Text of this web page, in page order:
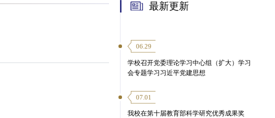
最新更新
06.29
学校召开党委理论学习中心组（扩大）学习
会专题学习习近平党建思想
07.01
我校在第十届教育部科学研究优秀成果奖